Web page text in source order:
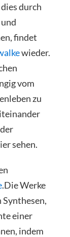
durch
findet
wieder.
vom
zu
sehen.
.Die Werke
Synthesen,
einer
indem